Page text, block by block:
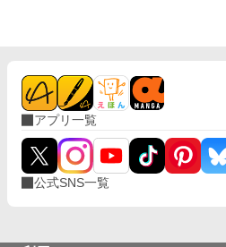
アプリ一覧
公式SNS一覧